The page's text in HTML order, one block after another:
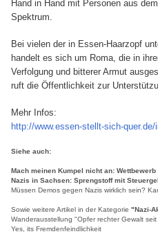
Hand in Hand mit Personen aus
Spektrum.
Bei vielen der in Essen-Haarzopf
handelt es sich um Roma, die in
Verfolgung und bitterer Armut
ruft die Öffentlichkeit zur
Mehr Infos:
http://www.essen-stellt-sich-
Siehe auch:
Mach meinen Kumpel nicht an:
Nazis in Sachsen: Sprengstoff mit
Müssen Demos gegen Nazis wirklich sein?
Sowie weitere Artikel in der Kategorie "Nazi-
Wanderausstellung "Opfer rechter Gewalt
Yes, its Fremdenfeindlichkeit